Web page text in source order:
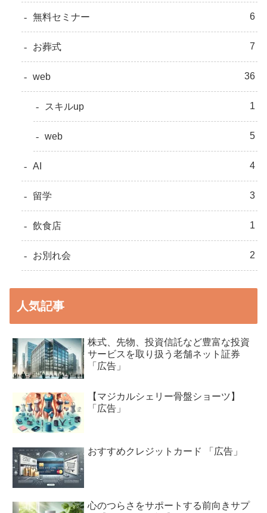
無料セミナー 6
お葬式 7
web 36
スキルup 1
web 5
AI 4
留学 3
飲食店 1
お別れ会 2
人気記事
株式、先物、投資信託など豊富な投資
サービスを取り扱う老舗ネット証券
「広告」
【マジカルシェリー骨盤ショーツ】
「広告」
おすすめクレジットカード 「広告」
心のつらさをサポートする前向きサプ